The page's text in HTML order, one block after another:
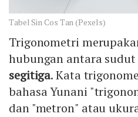
Tabel Sin Cos Tan (Pexels)
Trigonometri
hubungan antara
segitiga. Kata
bahasa Yunani
dan "metron" atau